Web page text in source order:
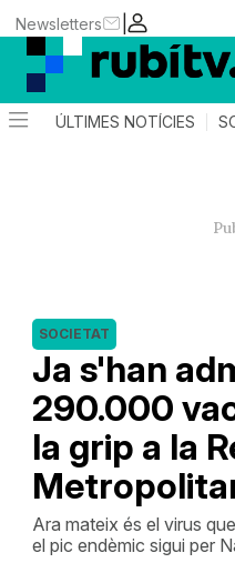
|
Newsletters
ÚLTIMES NOTÍCIES
Ja s'han
290.000
la grip a la
SOCIETAT
Ara mateix és el virus
el pic endèmic sigui per